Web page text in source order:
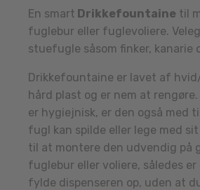
En smart Drikkefountaine til
fuglebur eller fuglevoliere.
stuefugle såsom finker, kanarie
Drikkefountaine er lavet af
hård plast og er nem at
er hygiejnisk, er den også med
fugl kan spilde eller lege med
til at montere den udvendig på
fuglebur eller voliere, således
fylde dispenseren op, uden at